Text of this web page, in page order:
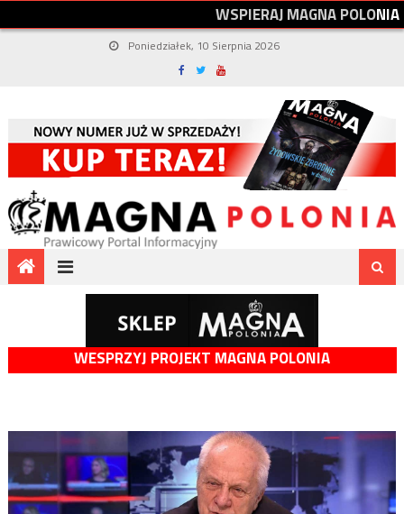
WSPIERAJMAGNAPOLONIA
Poniedziałek, 10 Sierpnia 2026
WESPRZYJ PROJEKT MAGNA POLONIA